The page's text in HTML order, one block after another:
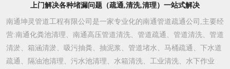
上门解决各种堵漏问题（疏通,清洗,清理）一站式解决
南通坤灵管道工程有限公司是一家专业化的南通管道疏通公司,主要经
营:南通化粪池清理、南通高压管道清洗、管道疏通、管道清洗、管道
清淤、箱涵清淤、吸污抽粪、抽泥浆、管道堵水、马桶疏通、下水道
疏通、隔油池清理、污水池清理、水箱清洗、工业清洗、水下作业